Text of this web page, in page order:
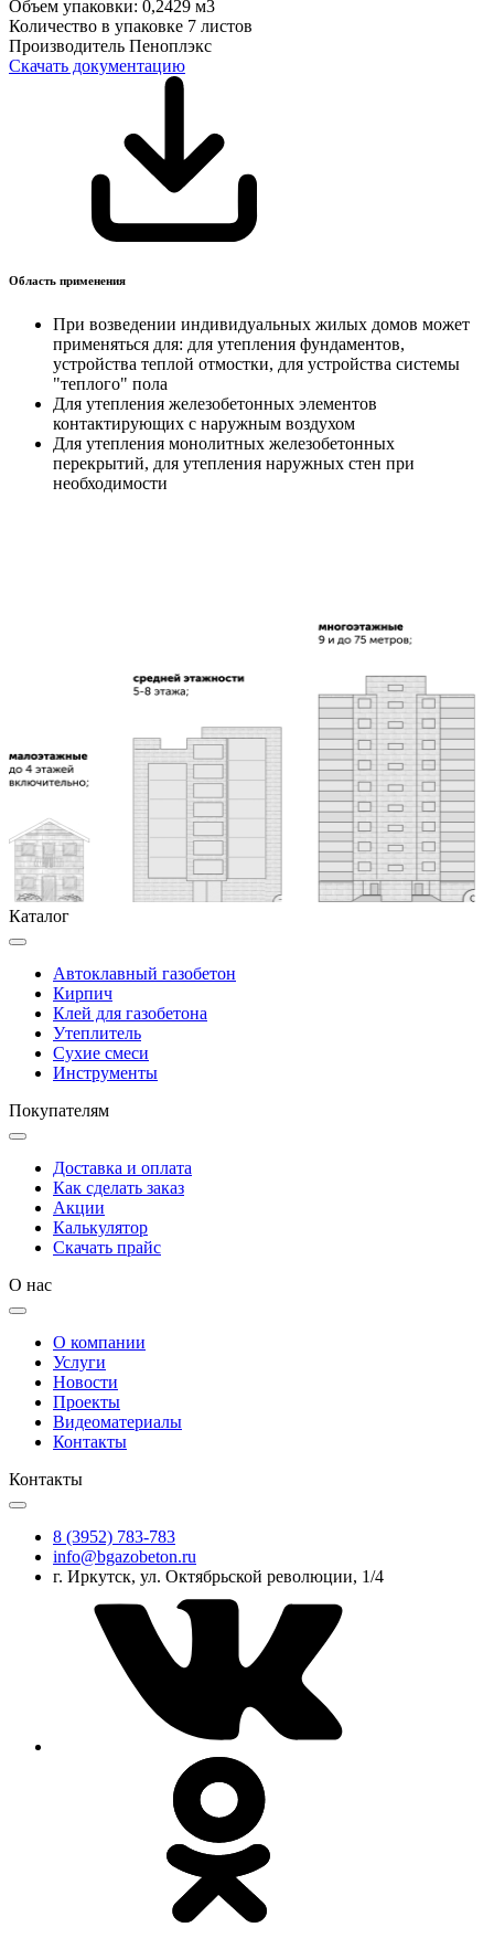
Объем упаковки: 0,2429 м3
Количество в упаковке 7 листов
Производитель Пеноплэкс
Скачать документацию
Область применения
При возведении индивидуальных жилых домов может
применяться для: для утепления фундаментов,
устройства теплой отмостки, для устройства системы
"теплого" пола
Для утепления железобетонных элементов
контактирующих с наружным воздухом
Для утепления монолитных железобетонных
перекрытий, для утепления наружных стен при
необходимости
Каталог
Автоклавный газобетон
Кирпич
Клей для газобетона
Утеплитель
Сухие смеси
Инструменты
Покупателям
Доставка и оплата
Как сделать заказ
Акции
Калькулятор
Скачать прайс
О нас
О компании
Услуги
Новости
Проекты
Видеоматериалы
Контакты
Контакты
8 (3952) 783-783
info@bgazobeton.ru
г. Иркутск, ул. Октябрьской революции, 1/4